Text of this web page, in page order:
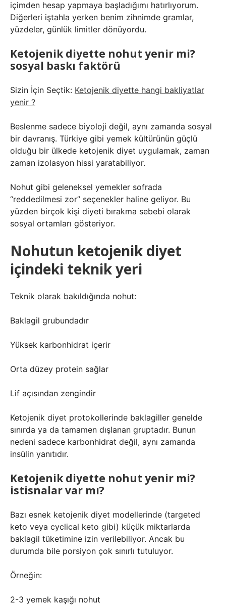
içimden hesap yapmaya başladığımı hatırlıyorum.
Diğerleri iştahla yerken benim zihnimde gramlar,
yüzdeler, günlük limitler dönüyordu.
Ketojenik diyette nohut yenir mi?
sosyal baskı faktörü
Sizin İçin Seçtik: Ketojenik diyette hangi bakliyatlar
yenir ?
Beslenme sadece biyoloji değil, aynı zamanda sosyal
bir davranış. Türkiye gibi yemek kültürünün güçlü
olduğu bir ülkede ketojenik diyet uygulamak, zaman
zaman izolasyon hissi yaratabiliyor.
Nohut gibi geleneksel yemekler sofrada
“reddedilmesi zor” seçenekler haline geliyor. Bu
yüzden birçok kişi diyeti bırakma sebebi olarak
sosyal ortamları gösteriyor.
Nohutun ketojenik diyet
içindeki teknik yeri
Teknik olarak bakıldığında nohut:
Baklagil grubundadır
Yüksek karbonhidrat içerir
Orta düzey protein sağlar
Lif açısından zengindir
Ketojenik diyet protokollerinde baklagiller genelde
sınırda ya da tamamen dışlanan gruptadır. Bunun
nedeni sadece karbonhidrat değil, aynı zamanda
insülin yanıtıdır.
Ketojenik diyette nohut yenir mi?
istisnalar var mı?
Bazı esnek ketojenik diyet modellerinde (targeted
keto veya cyclical keto gibi) küçük miktarlarda
baklagil tüketimine izin verilebiliyor. Ancak bu
durumda bile porsiyon çok sınırlı tutuluyor.
Örneğin:
2-3 yemek kaşığı nohut